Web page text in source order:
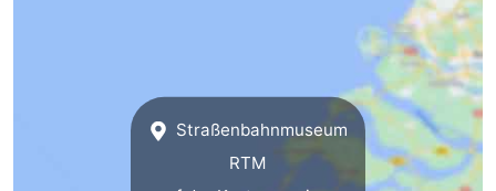
Straßenbahnmuseum
RTM